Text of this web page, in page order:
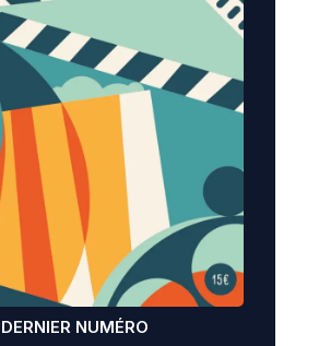
DERNIER NUMÉRO